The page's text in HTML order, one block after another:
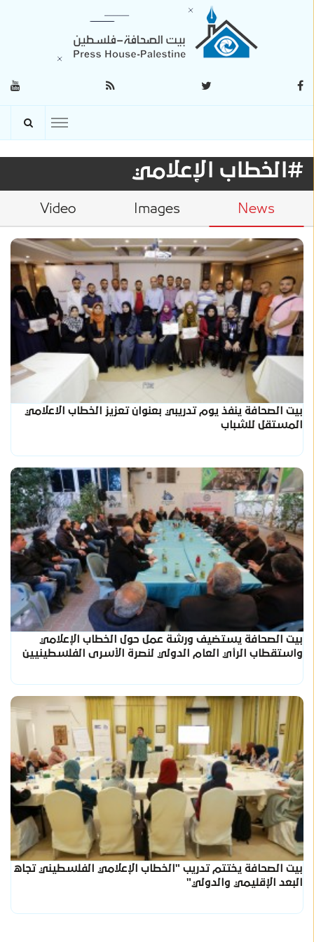
#الخطاب الإعلامي
News
Images
Video
بيت الصحافة ينفذ يوم تدريبي بعنوان تعزيز الخطاب الاعلامي
المستقل للشباب
بيت الصحافة يستضيف ورشة عمل حول الخطاب الإعلامي
واستقطاب الرأي العام الدولي لنصرة الأسرى الفلسطينيين
بيت الصحافة يختتم تدريب "الخطاب الإعلامي الفلسطيني تجاه
البعد الإقليمي والدولي"